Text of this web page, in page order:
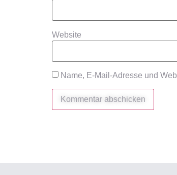
Website
Name, E-Mail-Adresse und